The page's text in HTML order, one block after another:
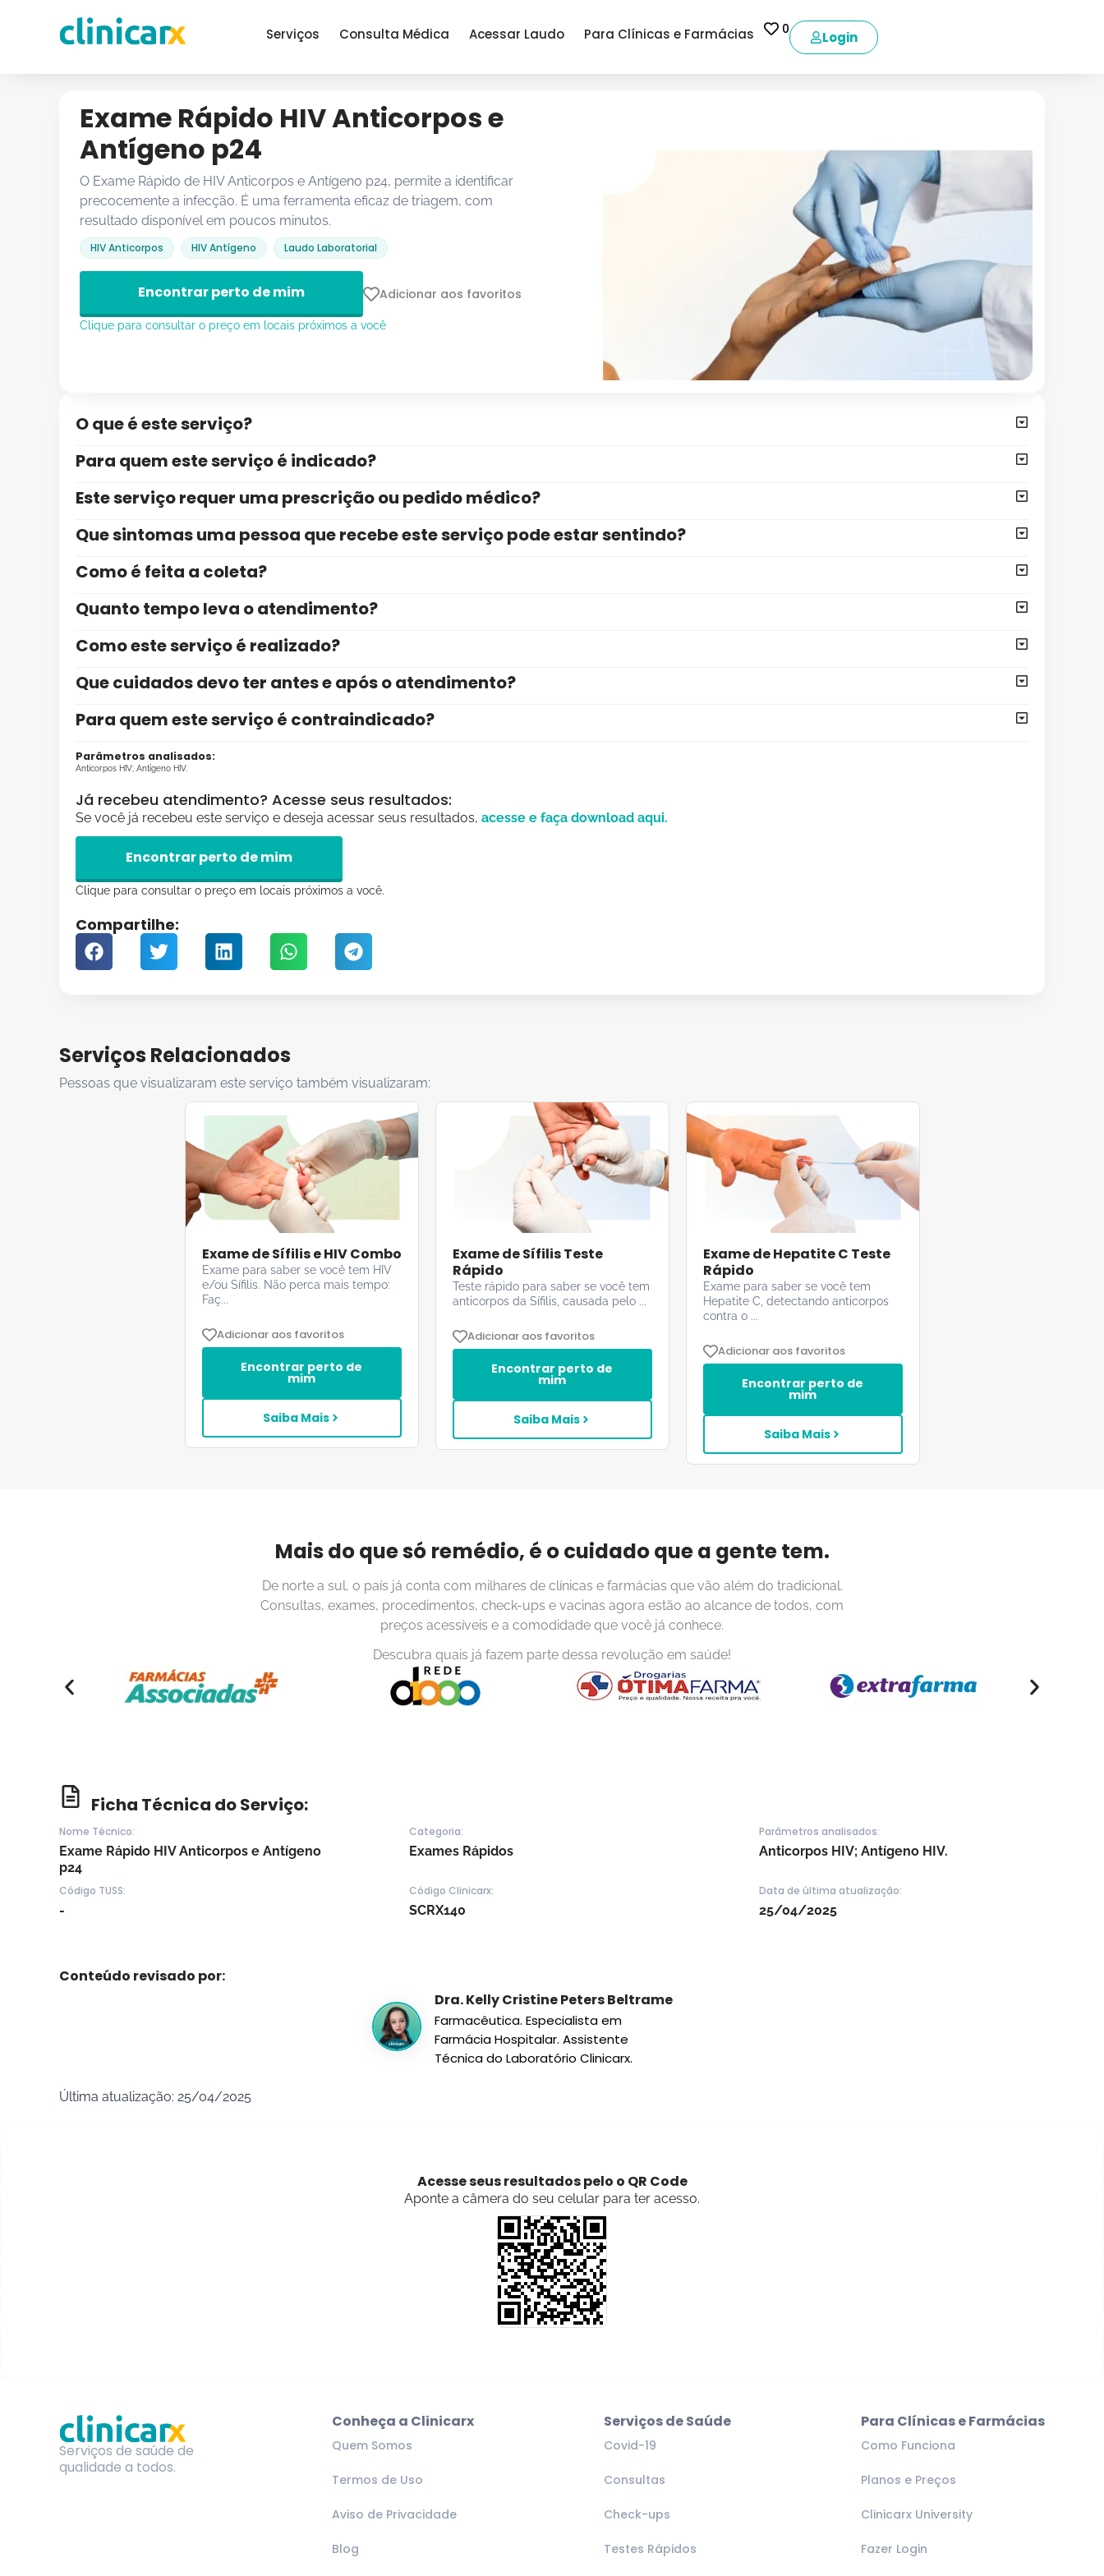
Serviços Consulta Médica Acessar Laudo Para Clínicas e Farmácias 0 Login
Exame Rápido HIV Anticorpos e
Antígeno p24
O Exame Rápido de HIV Anticorpos e Antígeno p24, permite a identificar
precocemente a infecção. É uma ferramenta eficaz de triagem, com
resultado disponível em poucos minutos.
HIV Anticorpos HIV Antígeno Laudo Laboratorial
Encontrar perto de mim Adicionar aos favoritos
Clique para consultar o preço em locais próximos a você
O que é este serviço?
Para quem este serviço é indicado?
Este serviço requer uma prescrição ou pedido médico?
Que sintomas uma pessoa que recebe este serviço pode estar sentindo?
Como é feita a coleta?
Quanto tempo leva o atendimento?
Como este serviço é realizado?
Que cuidados devo ter antes e após o atendimento?
Para quem este serviço é contraindicado?
Parâmetros analisados:
Anticorpos HIV; Antígeno HIV.
Já recebeu atendimento? Acesse seus resultados:
Se você já recebeu este serviço e deseja acessar seus resultados, acesse e faça download aqui.
Encontrar perto de mim
Clique para consultar o preço em locais próximos a você.
Compartilhe:
Serviços Relacionados
Pessoas que visualizaram este serviço também visualizaram:
Exame de Sífilis e HIV Combo
Exame para saber se você tem HIV
e/ou Sífilis. Não perca mais tempo:
Faç...
Adicionar aos favoritos
Encontrar perto de
mim
Saiba Mais
Exame de Sífilis Teste
Rápido
Teste rápido para saber se você tem
anticorpos da Sífilis, causada pelo ...
Adicionar aos favoritos
Encontrar perto de
mim
Saiba Mais
Exame de Hepatite C Teste
Rápido
Exame para saber se você tem
Hepatite C, detectando anticorpos
contra o ...
Adicionar aos favoritos
Encontrar perto de
mim
Saiba Mais
Mais do que só remédio, é o cuidado que a gente tem.
De norte a sul, o país já conta com milhares de clínicas e farmácias que vão além do tradicional.
Consultas, exames, procedimentos, check-ups e vacinas agora estão ao alcance de todos, com
preços acessíveis e a comodidade que você já conhece.
Descubra quais já fazem parte dessa revolução em saúde!
Ficha Técnica do Serviço:
Nome Técnico:
Exame Rápido HIV Anticorpos e Antígeno
p24
Categoria:
Exames Rápidos
Parâmetros analisados:
Anticorpos HIV; Antígeno HIV.
Código TUSS:
-
Código Clinicarx:
SCRX140
Data de última atualização:
25/04/2025
Conteúdo revisado por:
Dra. Kelly Cristine Peters Beltrame
Farmacêutica. Especialista em
Farmácia Hospitalar. Assistente
Técnica do Laboratório Clinicarx.
Última atualização: 25/04/2025
Acesse seus resultados pelo o QR Code
Aponte a câmera do seu celular para ter acesso.
Serviços de saúde de
qualidade a todos.
Conheça a Clinicarx
Quem Somos
Termos de Uso
Aviso de Privacidade
Blog
Serviços de Saúde
Covid-19
Consultas
Check-ups
Testes Rápidos
Para Clínicas e Farmácias
Como Funciona
Planos e Preços
Clinicarx University
Fazer Login